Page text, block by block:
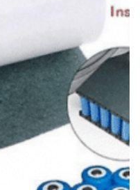
wishlist